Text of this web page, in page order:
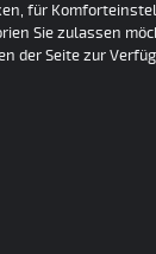
heute als
wurde
des
für
Sie zulassen
der Seite zur